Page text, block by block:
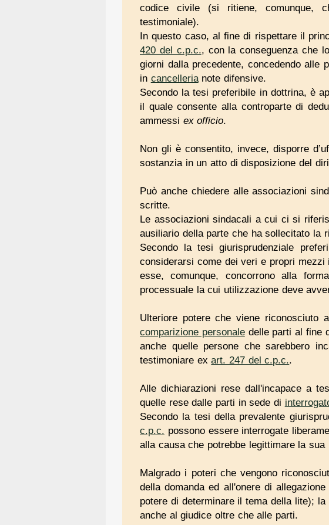
codice civile (si ritiene, comunque,
testimoniale).
In questo caso, al fine di rispettare il
420 del c.p.c., con la conseguenza che
giorni dalla precedente, concedendo alle
in cancellerianote difensive.
Secondo la tesi preferibile in dottrina, è
il quale consente alla controparte di
ammessi ex officio.
Non gli è consentito, invece, disporre
sostanzia in un atto di disposizione del
Può anche chiedere alle associazioni
scritte.
Le associazioni sindacali a cui ci si
ausiliario della parte che ha sollecitato la
Secondo la tesi giurisprudenziale
considerarsi come dei veri e propri
esse, comunque, concorrono alla
processuale la cui utilizzazione deve
Ulteriore potere che viene
comparizione personaledelle parti al fine
anche quelle persone che sarebbero
testimoniare exart. 247 del c.p.c..
Alle dichiarazioni rese dall'incapace a
quelle rese dalle parti in sede di
Secondo la tesi della prevalente
c.p.c. possono essere interrogate
alla causa che potrebbe legittimare la
Malgrado i poteri che vengono
della domanda ed all'onere di
potere di determinare il tema della lite);
anche al giudice oltre che alle parti.